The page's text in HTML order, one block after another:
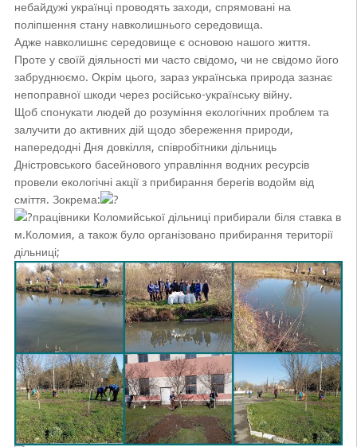
небайдужі українці проводять заходи, спрямовані на
поліпшення стану навколишнього середовища.
Адже навколишнє середовище є основою нашого життя.
Проте у своїй діяльності ми часто свідомо, чи не свідомо його
забруднюємо. Окрім цього, зараз українська природа зазнає
непоправної шкоди через російсько-українську війну.
Щоб спонукати людей до розуміння екологічних проблем та
залучити до активних дій щодо збереження природи,
напередодні Дня довкілля, співробітники дільниць
Дністровського басейнового управління водних ресурсів
провели екологічні акції з прибирання берегів водойм від
сміття. Зокрема:
працівники Коломийської дільниці прибирали біля ставка в
м.Коломия, а також було організовано прибирання території
дільниці;